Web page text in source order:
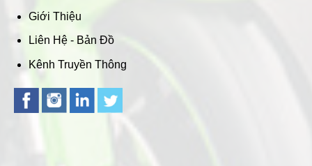
Giới Thiệu
Liên Hệ - Bản Đồ
Kênh Truyền Thông